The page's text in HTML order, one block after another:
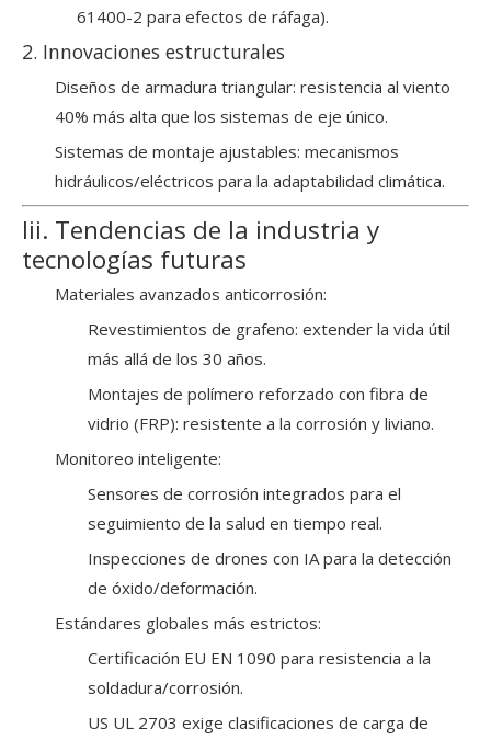
61400-2 para efectos de ráfaga).
2. Innovaciones estructurales
Diseños de armadura triangular: resistencia al viento
40% más alta que los sistemas de eje único.
Sistemas de montaje ajustables: mecanismos
hidráulicos/eléctricos para la adaptabilidad climática.
Iii. Tendencias de la industria y
tecnologías futuras
Materiales avanzados anticorrosión:
Revestimientos de grafeno: extender la vida útil
más allá de los 30 años.
Montajes de polímero reforzado con fibra de
vidrio (FRP): resistente a la corrosión y liviano.
Monitoreo inteligente:
Sensores de corrosión integrados para el
seguimiento de la salud en tiempo real.
Inspecciones de drones con IA para la detección
de óxido/deformación.
Estándares globales más estrictos:
Certificación EU EN 1090 para resistencia a la
soldadura/corrosión.
US UL 2703 exige clasificaciones de carga de